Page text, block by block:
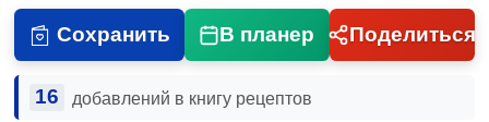
Сохранить В планер Поделиться
16 добавлений в книгу рецептов